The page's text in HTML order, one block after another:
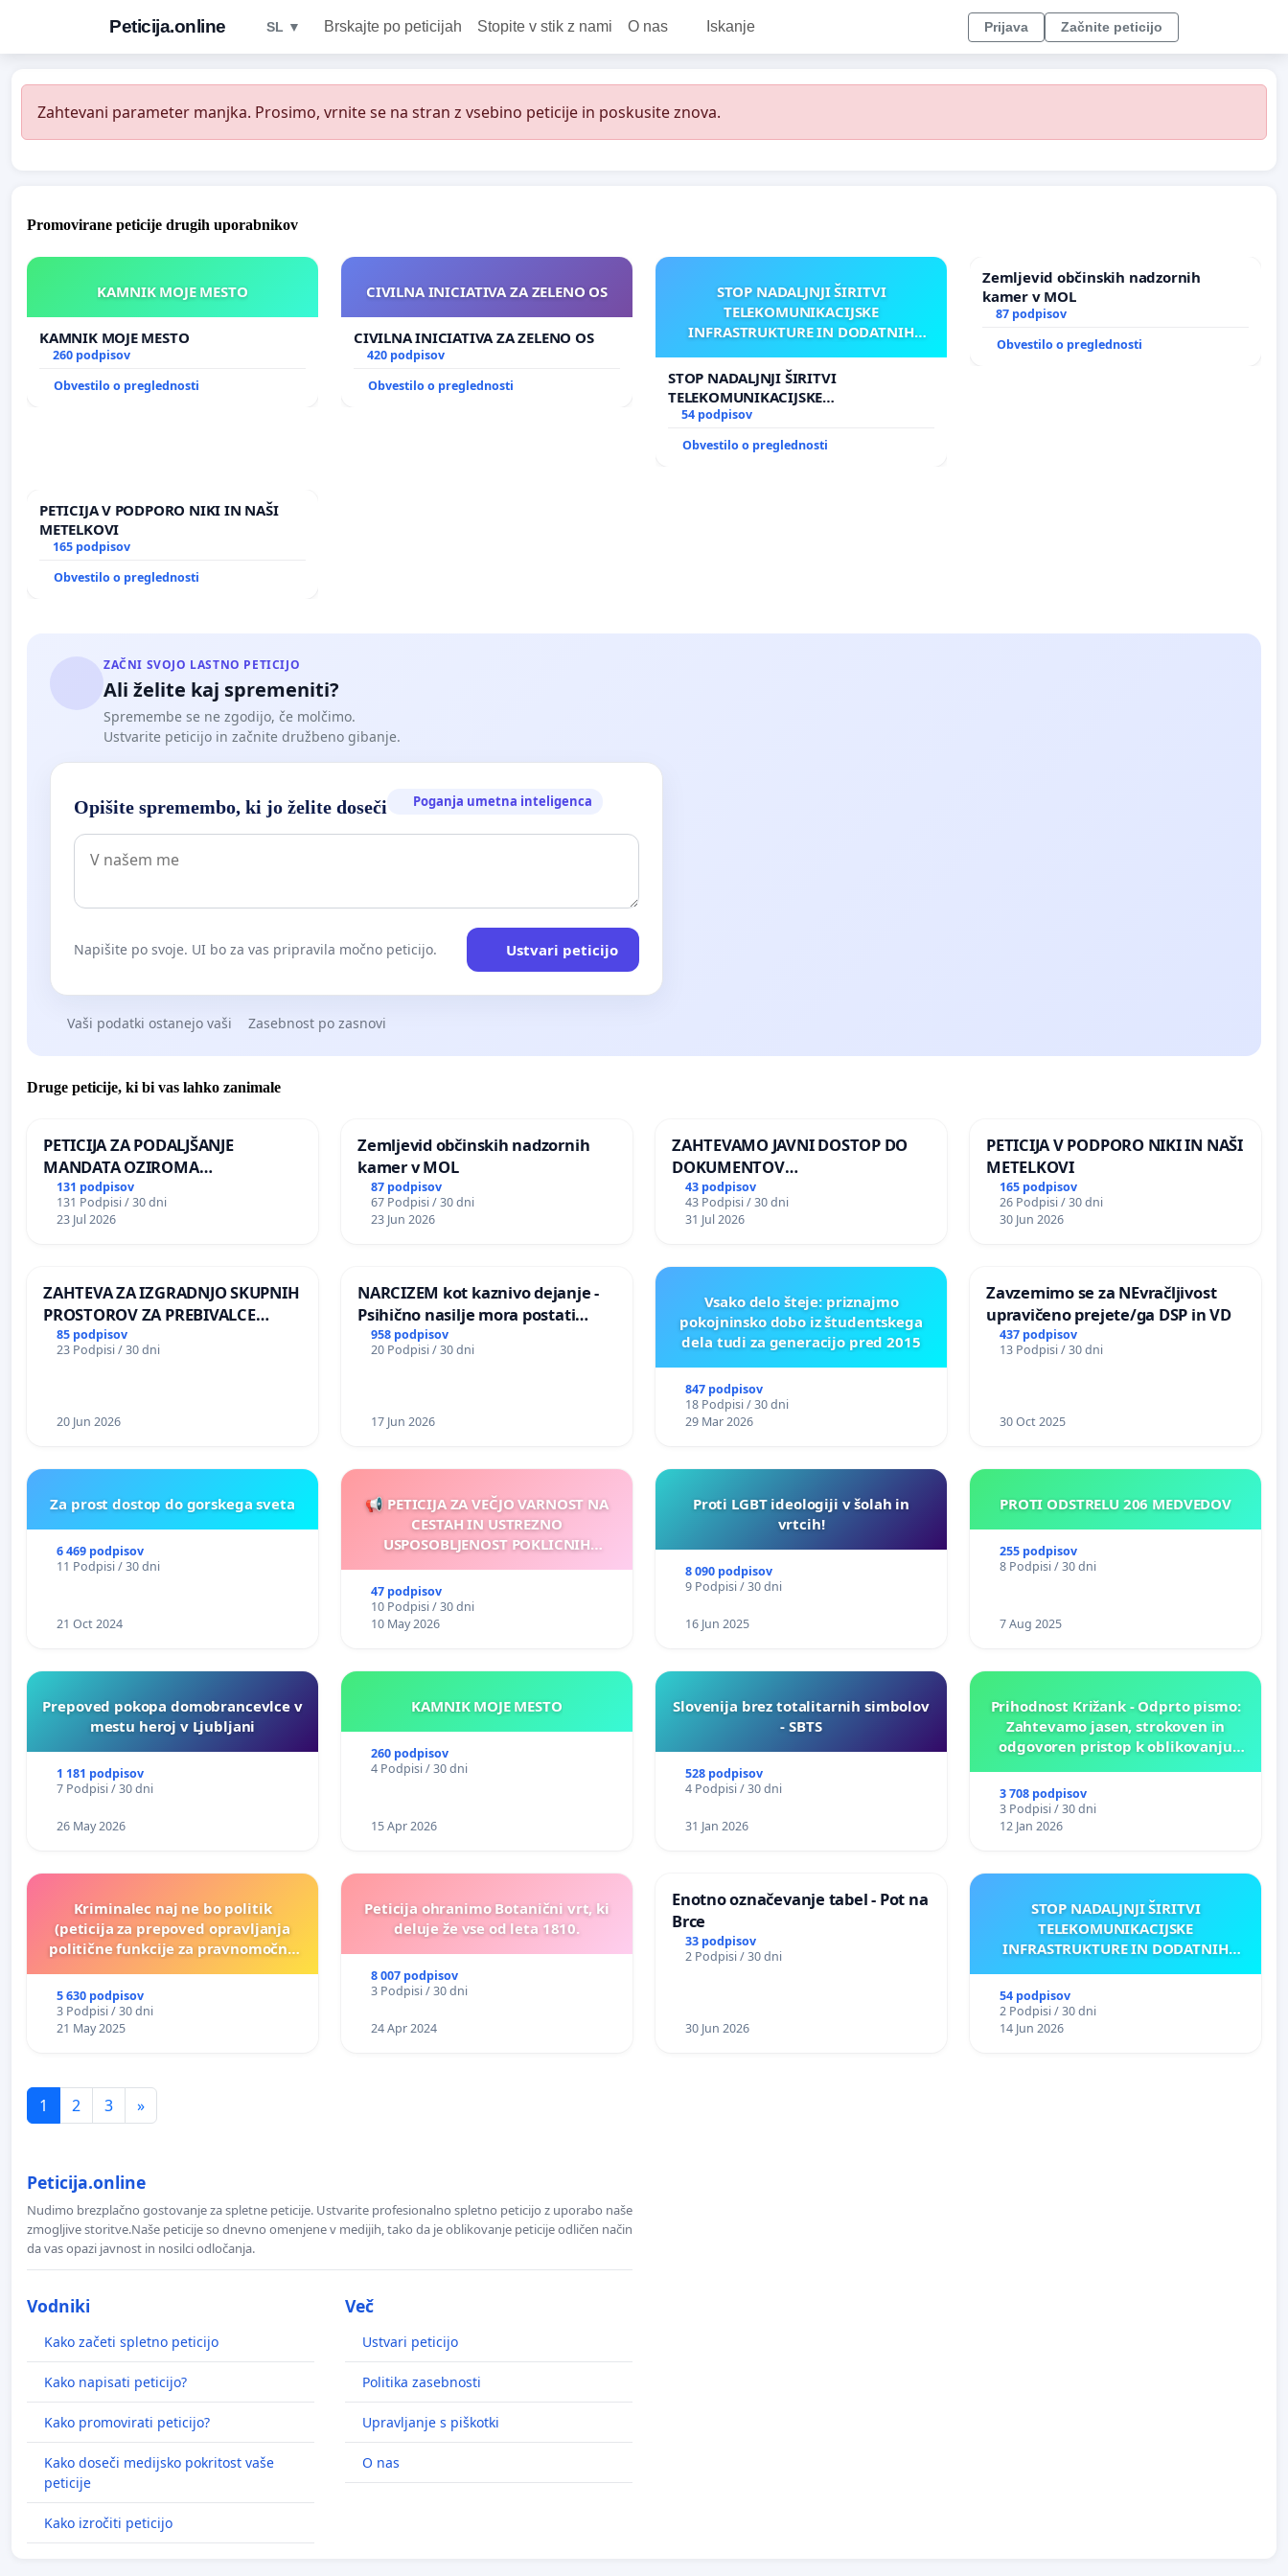
Peticija.online SL ▼ Brskajte po peticijah Stopite v stik z nami O nas Iskanje Prijava Začnite peticijo
Zahtevani parameter manjka. Prosimo, vrnite se na stran z vsebino peticije in poskusite znova.
Promovirane peticije drugih uporabnikov
KAMNIK MOJE MESTO
KAMNIK MOJE MESTO
260 podpisov
Obvestilo o preglednosti
CIVILNA INICIATIVA ZA ZELENO OS
CIVILNA INICIATIVA ZA ZELENO OS
420 podpisov
Obvestilo o preglednosti
STOP NADALJNJI ŠIRITVI
TELEKOMUNIKACIJSKE
INFRASTRUKTURE IN DODATNIH
STOP NADALJNJI ŠIRITVI
TELEKOMUNIKACIJSKE
INFRASTRUKTURE IN DODATNIH
ANTEN V GRADIŠČAKU
54 podpisov
Obvestilo o preglednosti
Zemljevid občinskih nadzornih
kamer v MOL
87 podpisov
Obvestilo o preglednosti
PETICIJA V PODPORO NIKI IN NAŠI
METELKOVI
165 podpisov
Obvestilo o preglednosti
ZAČNI SVOJO LASTNO PETICIJO
Ali želite kaj spremeniti?
Spremembe se ne zgodijo, če molčimo.
Ustvarite peticijo in začnite družbeno gibanje.
Opišite spremembo, ki jo želite doseči Poganja umetna inteligenca
Napišite po svoje. UI bo za vas pripravila močno peticijo. Ustvari peticijo
Vaši podatki ostanejo vaši Zasebnost po zasnovi
Druge peticije, ki bi vas lahko zanimale
PETICIJA ZA PODALJŠANJE
MANDATA OZIROMA
ČIMPREJŠNJO PONOVNO
NAPOTITEV GOSPODA BERNARDA
ŠRAJNERJA NA VELEPOSLANIŠTVO
131 podpisov
131 Podpisi / 30 dni
23 Jul 2026
Zemljevid občinskih nadzornih
kamer v MOL
87 podpisov
67 Podpisi / 30 dni
23 Jun 2026
ZAHTEVAMO JAVNI DOSTOP DO
DOKUMENTOV
PARLAMENTARNIH
PREISKOVALNIH KOMISIJ O
ILEGALNI TRGOVINI Z OROŽJEM
43 podpisov
43 Podpisi / 30 dni
31 Jul 2026
PETICIJA V PODPORO NIKI IN NAŠI
METELKOVI
165 podpisov
26 Podpisi / 30 dni
30 Jun 2026
ZAHTEVA ZA IZGRADNJO SKUPNIH
PROSTOROV ZA PREBIVALCE
KRAJEVNE SKUPNOSTI
PRESTRANEK
85 podpisov
23 Podpisi / 30 dni
20 Jun 2026
NARCIZEM kot kaznivo dejanje -
Psihično nasilje mora postati
enako prepoznano kot fizično
nasilje
958 podpisov
20 Podpisi / 30 dni
17 Jun 2026
Vsako delo šteje: priznajmo
pokojninsko dobo iz študentskega
dela tudi za generacijo pred 2015
847 podpisov
18 Podpisi / 30 dni
29 Mar 2026
Zavzemimo se za NEvračljivost
upravičeno prejete/ga DSP in VD
437 podpisov
13 Podpisi / 30 dni
30 Oct 2025
Za prost dostop do gorskega sveta
6 469 podpisov
11 Podpisi / 30 dni
21 Oct 2024
📢 PETICIJA ZA VEČJO VARNOST NA
CESTAH IN USTREZNO
USPOSOBLJENOST POKLICNIH
47 podpisov
10 Podpisi / 30 dni
10 May 2026
Proti LGBT ideologiji v šolah in
vrtcih!
8 090 podpisov
9 Podpisi / 30 dni
16 Jun 2025
PROTI ODSTRELU 206 MEDVEDOV
255 podpisov
8 Podpisi / 30 dni
7 Aug 2025
Prepoved pokopa domobrancevlce v
mestu heroj v Ljubljani
1 181 podpisov
7 Podpisi / 30 dni
26 May 2026
KAMNIK MOJE MESTO
260 podpisov
4 Podpisi / 30 dni
15 Apr 2026
Slovenija brez totalitarnih simbolov
- SBTS
528 podpisov
4 Podpisi / 30 dni
31 Jan 2026
Prihodnost Križank - Odprto pismo:
Zahtevamo jasen, strokoven in
odgovoren pristop k oblikovanju
3 708 podpisov
3 Podpisi / 30 dni
12 Jan 2026
Kriminalec naj ne bo politik
(peticija za prepoved opravljanja
politične funkcije za pravnomočno
5 630 podpisov
3 Podpisi / 30 dni
21 May 2025
Peticija ohranimo Botanični vrt, ki
deluje že vse od leta 1810.
8 007 podpisov
3 Podpisi / 30 dni
24 Apr 2024
Enotno označevanje tabel - Pot na
Brce
33 podpisov
2 Podpisi / 30 dni
30 Jun 2026
STOP NADALJNJI ŠIRITVI
TELEKOMUNIKACIJSKE
INFRASTRUKTURE IN DODATNIH
54 podpisov
2 Podpisi / 30 dni
14 Jun 2026
1 2 3 »
Peticija.online
Nudimo brezplačno gostovanje za spletne peticije. Ustvarite profesionalno spletno peticijo z uporabo naše
zmogljive storitve.Naše peticije so dnevno omenjene v medijih, tako da je oblikovanje peticije odličen način
da vas opazi javnost in nosilci odločanja.
Vodniki
Kako začeti spletno peticijo
Kako napisati peticijo?
Kako promovirati peticijo?
Kako doseči medijsko pokritost vaše
peticije
Kako izročiti peticijo
Več
Ustvari peticijo
Politika zasebnosti
Upravljanje s piškotki
O nas